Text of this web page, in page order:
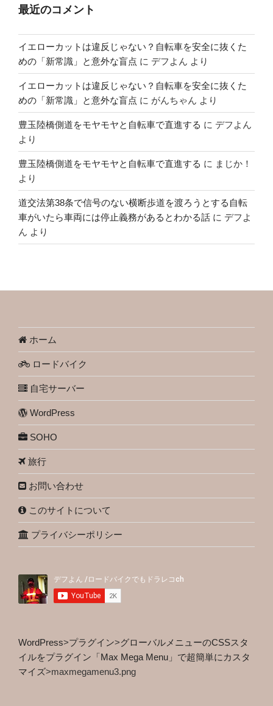
最近のコメント
イエローカットは違反じゃない？自転車を安全に抜くた
めの「新常識」と意外な盲点 に デフよん より
イエローカットは違反じゃない？自転車を安全に抜くた
めの「新常識」と意外な盲点 に がんちゃん より
豊玉陸橋側道をモヤモヤと自転車で直進する に デフよん
より
豊玉陸橋側道をモヤモヤと自転車で直進する に まじか！
より
道交法第38条で信号のない横断歩道を渡ろうとする自転
車がいたら車両には停止義務があるとわかる話 に デフよ
ん より
ホーム
ロードバイク
自宅サーバー
WordPress
SOHO
旅行
お問い合わせ
このサイトについて
プライバシーポリシー
WordPress>プラグイン>グローバルメニューのCSSスタ
イルをプラグイン「Max Mega Menu」で超簡単にカスタ
マイズ>maxmegamenu3.png